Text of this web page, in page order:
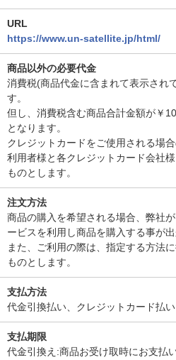
URL
https://www.un-satellite.jp/html/
商品以外の必要代金
消費税(商品代金に含まれて表示され
す。
但し、消費税含む商品合計金額が￥
となります。
クレジットカードをご使用される場
利用者様と各クレジットカード会社
ものとします。
注文方法
商品の購入を希望される場合、弊社
ービスを利用し商品を購入する事が出
また、ご利用の際は、指定する方法
ものとします。
支払方法
代金引換払い、クレジットカード払い
支払期限
代金引換え:商品お受け取時にお支払